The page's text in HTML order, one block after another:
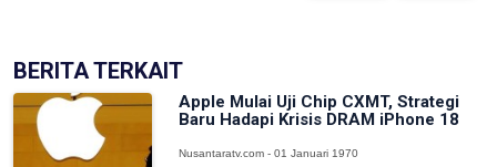
BERITA TERKAIT
Apple Mulai Uji Chip CXMT, Strategi
Baru Hadapi Krisis DRAM iPhone 18
Nusantaratv.com - 01 Januari 1970